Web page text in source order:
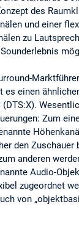
des
und einer
zu
es einen
Zum
den Zuschauer
anderen
Audio-
zugeordnet
von